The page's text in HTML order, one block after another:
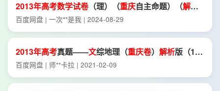
2013年高考数学试卷（理）（重庆自主命题）（解析
卷）.pdf
百度网盘 | 一次**是我 | 2024-08-29
2013年高考真题——文综地理（重庆卷） 解析版（1）
[*高考]
百度网盘 | 师**卡拉 | 2021-02-09